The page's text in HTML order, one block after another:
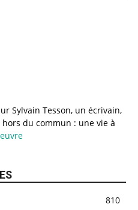
Sylvain Tesson, un écrivain,
du commun : une vie à
810